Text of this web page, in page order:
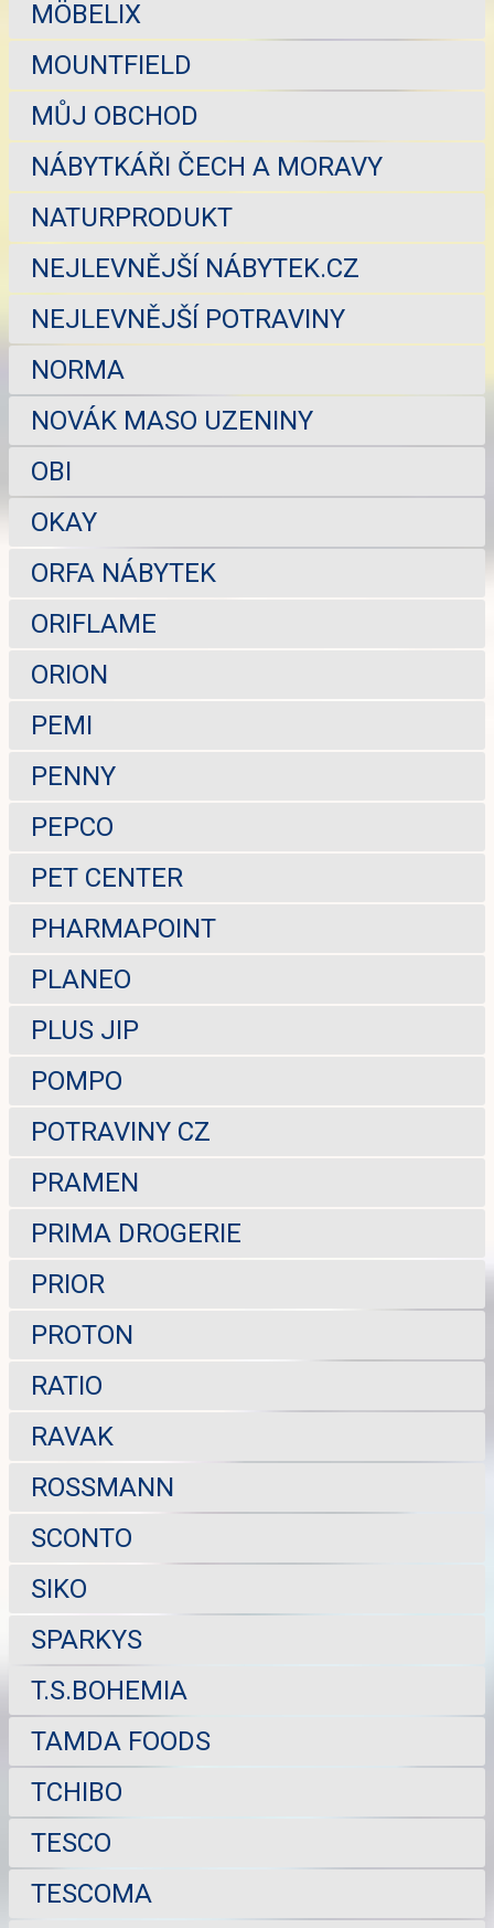
MÖBELIX
MOUNTFIELD
MŮJ OBCHOD
NÁBYTKÁŘI ČECH A MORAVY
NATURPRODUKT
NEJLEVNĚJŠÍ NÁBYTEK.CZ
NEJLEVNĚJŠÍ POTRAVINY
NORMA
NOVÁK MASO UZENINY
OBI
OKAY
ORFA NÁBYTEK
ORIFLAME
ORION
PEMI
PENNY
PEPCO
PET CENTER
PHARMAPOINT
PLANEO
PLUS JIP
POMPO
POTRAVINY CZ
PRAMEN
PRIMA DROGERIE
PRIOR
PROTON
RATIO
RAVAK
ROSSMANN
SCONTO
SIKO
SPARKYS
T.S.BOHEMIA
TAMDA FOODS
TCHIBO
TESCO
TESCOMA